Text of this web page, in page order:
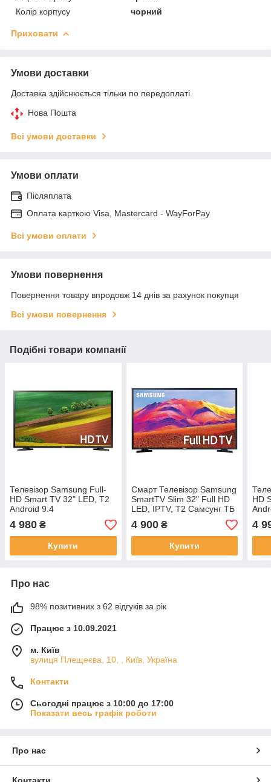
Колір корпусу
чорний
Приховати
Умови доставки
Доставка здійснюється тільки по передоплаті.
Нова Пошта
Всі умови доставки
Умови оплати
Післяплата
Оплата карткою Visa, Mastercard - WayForPay
Всі умови оплати
Умови повернення
Повернення товару впродовж 14 днів за рахунок покупця
Всі умови повернення
Подібні товари компанії
Телевізор Samsung Full-
HD Smart TV 32" LED, T2
Android 9.4
UE32N4000AUXUA
Самсунг Корея 2021год
Чорна
4 980 ₴
Купити
Смарт Телевізор Samsung
SmartTV Slim 32" Full HD
LED, IPTV, T2 Самсунг ТБ
ЗНИЖКА
UE32T5300AUXUA
4 900₴
Купити
HD
4
Про нас
98% позитивних з 62 відгуків за рік
Працює з 10.09.2021
м. Київ
вулиця Плещеєва, 10, , Київ, Україна
Контакти
Сьогодні працює з 10:00 до 17:00
Показати весь графік роботи
Про нас